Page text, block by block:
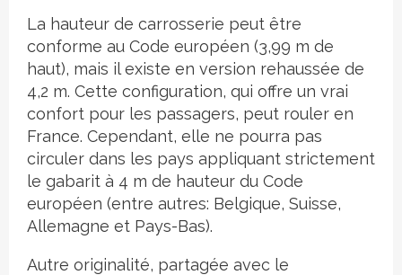
La hauteur de carrosserie peut être
conforme au Code européen (3,99 m de
haut), mais il existe en version rehaussée de
4,2 m. Cette configuration, qui offre un vrai
confort pour les passagers, peut rouler en
France. Cependant, elle ne pourra pas
circuler dans les pays appliquant strictement
le gabarit à 4 m de hauteur du Code
européen (entre autres: Belgique, Suisse,
Allemagne et Pays-Bas).
Autre originalité, partagée avec le